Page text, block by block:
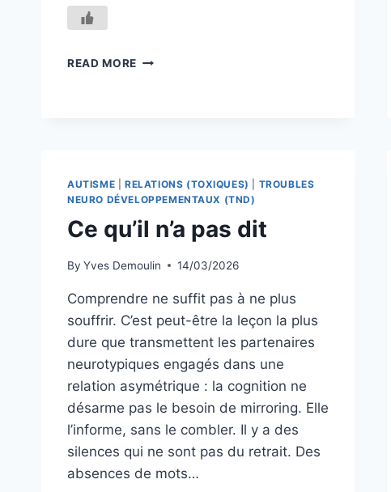
READ MORE
AUTISME RELATIONS (TOXIQUES)
TROUBLES
NEURO DÉVELOPPEMENTAUX (TND)
Ce qu’il n’a pas dit
By Yves Demoulin 14/03/2026
Comprendre ne suffit pas à ne plus
souffrir. C’est peut-être la leçon la plus
dure que transmettent les partenaires
neurotypiques engagés dans une
relation asymétrique : la cognition ne
désarme pas le besoin de mirroring. Elle
l’informe, sans le combler. Il y a des
silences qui ne sont pas du retrait. Des
absences de mots…